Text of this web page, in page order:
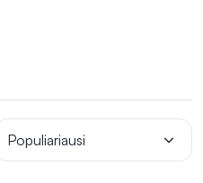
Populiariausi